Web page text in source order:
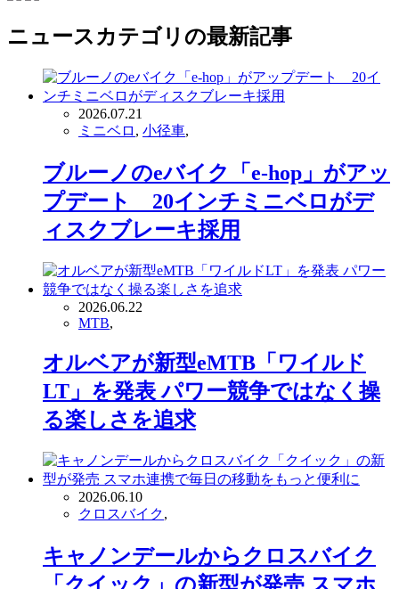
ニュース カテゴリの最新記事
2026.07.21
ミニベロ , 小径車,
ブルーノのeバイク「e-hop」がアッ
プデート 20インチミニベロがデ
ィスクブレーキ採用
2026.06.22
MTB,
オルベアが新型eMTB「ワイルド
LT」を発表 パワー競争ではなく操
る楽しさを追求
2026.06.10
クロスバイク,
キャノンデールからクロスバイク